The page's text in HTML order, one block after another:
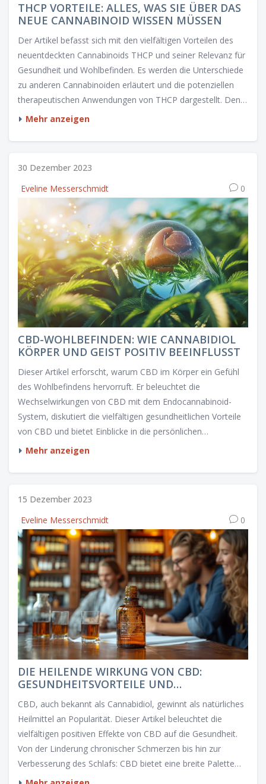
THCP VORTEILE: ALLES, WAS SIE ÜBER DAS
NEUE CANNABINOID WISSEN MÜSSEN
Der Artikel befasst sich mit den vielfältigen Vorteilen des
neuentdeckten Cannabinoids THCP und seiner Relevanz für
Gesundheit und Wohlbefinden. Es werden die Unterschiede
zu anderen Cannabinoiden erläutert und die potenziellen
therapeutischen Anwendungen von THCP dargestellt. Denn
obwohl sich die Forschung noch in den Anfängen befindet,
Potenz großes Interesse.
Mehr anzeigen
30 Dezember 2023
Eveline Messerschmidt
0
CBD-WOHLBEFINDEN: WIE CANNABIDIOL
KÖRPER UND GEIST POSITIV BEEINFLUSST
Dieser Artikel erforscht, warum CBD im Körper ein Gefühl
des Wohlbefindens hervorruft. Er beleuchtet die
Wechselwirkungen von CBD mit dem Endocannabinoid-
System, diskutiert die vielfältigen gesundheitlichen Vorteile
von CBD und bietet Einblicke in die persönlichen
Erfahrungen von Anwendern. Zudem gibt der Artikel
interessante Fakten rund um dieses faszinierende
Mehr anzeigen
15 Dezember 2023
Eveline Messerschmidt
0
DIE HEILENDE WIRKUNG VON CBD:
GESUNDHEITSVORTEILE UND
CBD, auch bekannt als Cannabidiol, gewinnt als natürliches
Heilmittel an Popularität. Dieser Artikel beleuchtet die
vielfältigen positiven Effekte von CBD auf die Gesundheit.
Von der Linderung chronischer Schmerzen bis hin zur
Verbesserung des Schlafs: CBD bietet eine breite Palette
gesundheitlicher Vorteile. Darüber hinaus gebe ich Tipps zur